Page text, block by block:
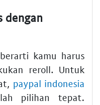
dengan
kamu harus
reroll. Untuk
paypal indonesia
pilihan tepat.